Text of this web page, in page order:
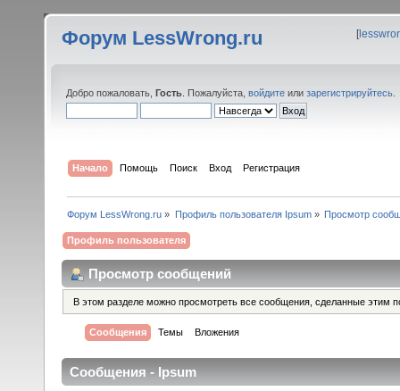
Форум LessWrong.ru [
Добро пожаловать, Гость . Пожалуйста, войдите или зарегистрируйтесь
Начало Помощь Поиск Вход Регистрация
Форум LessWrong.ru » Профиль пользователя Ipsum» Просмотр
Профиль пользователя
Просмотр сообщений
В этом разделе можно просмотреть все сообщения, сделанные этим
Сообщения Темы Вложения
Сообщения - Ipsum